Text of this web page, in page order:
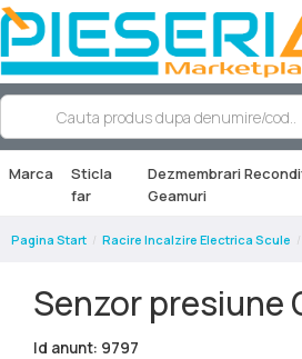
Marca
Sticla
far
Dezmembrari
Geamuri
Pagina Start Racire Incalzire Electrica Scule
Senzor presiune
Id anunt: 9797